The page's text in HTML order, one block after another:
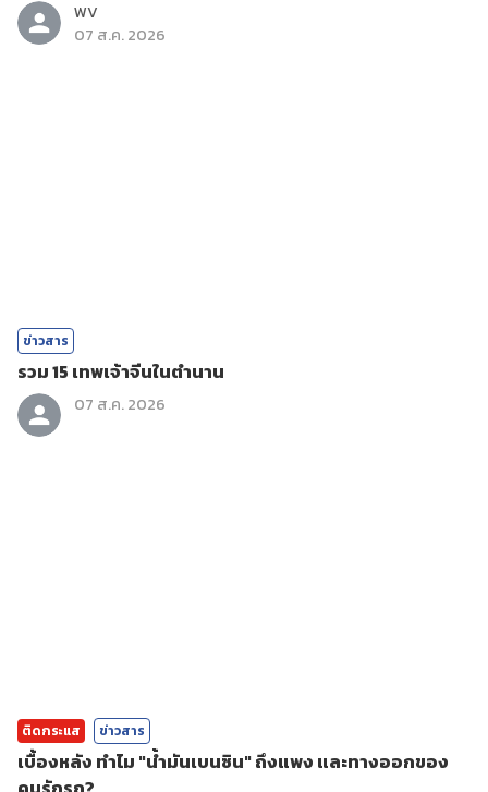
WV
07 ส.ค. 2026
ข่าวสาร
รวม 15 เทพเจ้าจีนในตำนาน
07 ส.ค. 2026
ติดกระแส ข่าวสาร
เบื้องหลัง ทำไม "น้ำมันเบนซิน" ถึงแพง และทางออกของ